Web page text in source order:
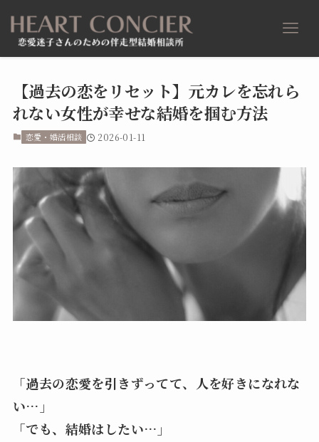
【過去の恋をリセット】元カレを忘れら
れない女性が幸せな結婚を掴む方法
恋愛・婚活相談 2026-01-11
「過去の恋愛を引きずってて、人を好きになれな
い…」
「でも、結婚はしたい…」